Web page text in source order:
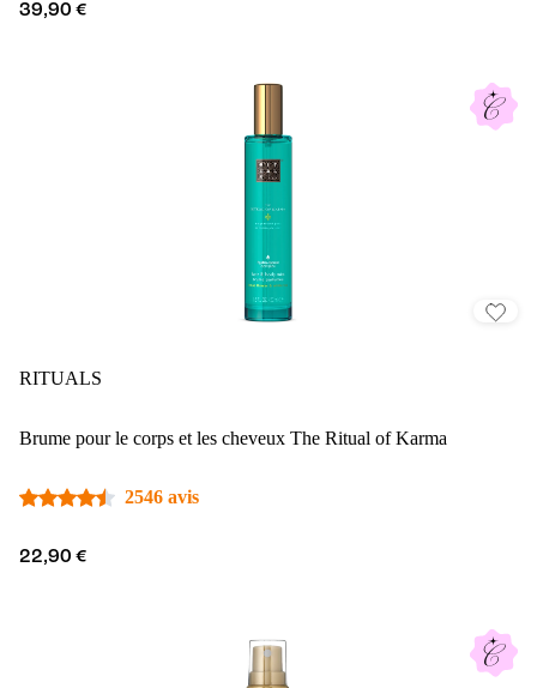
39,90 €
RITUALS
Brume pour le corps et les cheveux The Ritual of Karma
2546 avis
22,90 €